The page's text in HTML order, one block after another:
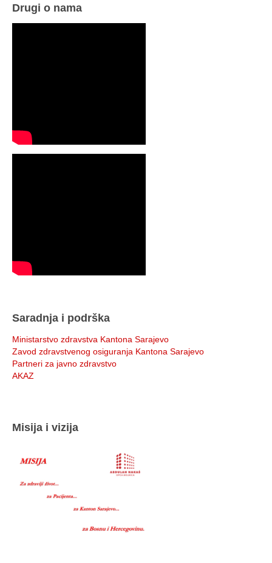
Drugi o nama
Saradnja i podrška
Ministarstvo zdravstva Kantona Sarajevo
Zavod zdravstvenog osiguranja Kantona Sarajevo
Partneri za javno zdravstvo
AKAZ
Misija i vizija